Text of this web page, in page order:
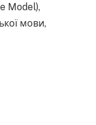
Model),
мови,